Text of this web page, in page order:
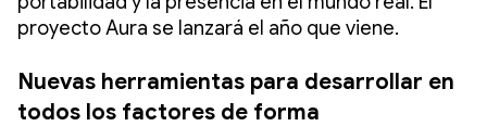
proyecto Aura se lanzará el año que viene.
Nuevas herramientas para desarrollar en
todos los factores de forma